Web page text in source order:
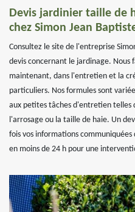
Devis jardinier taille de
chez Simon Jean
Consultez le site de l'entreprise
devis concernant le jardinage. Nous
maintenant, dans l'entretien et la
particuliers. Nos formules sont
aux petites tâches d'entretien telles
l'arrosage ou la taille de haie. Un
fois vos informations
en moins de 24 h pour une